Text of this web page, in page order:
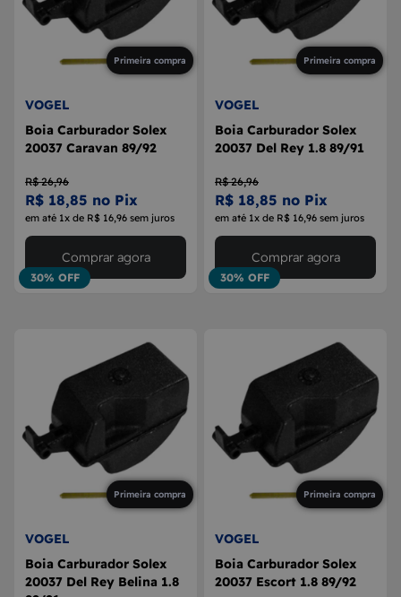
Primeira compra
VOGEL
Boia Carburador Solex
20037 Caravan 89/92
R$ 26,96
R$ 18,85 no Pix
em até 1x de R$ 16,96 sem juros
30% OFF
Comprar agora
Primeira compra
VOGEL
Boia Carburador Solex
20037 Del Rey 1.8 89/91
R$ 26,96
R$ 18,85 no Pix
em até 1x de R$ 16,96 sem juros
30% OFF
Comprar agora
Primeira compra
VOGEL
Boia Carburador Solex
20037 Del Rey Belina 1.8
Primeira compra
VOGEL
Boia Carburador Solex
20037 Escort 1.8 89/92